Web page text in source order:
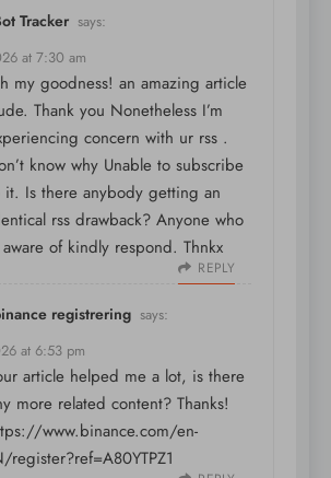
Tracker says:
at 7:30 am
my goodness! an amazing article
Thank you Nonetheless I’m
concern with ur rss .
know why Unable to subscribe
it. Is there anybody getting an
rss drawback? Anyone who
of kindly respond. Thnkx
REPLY
registrering says:
at 6:53 pm
article helped me a lot, is there
more related content? Thanks!
www.binance.com/en-
register?ref=A80YTPZ1